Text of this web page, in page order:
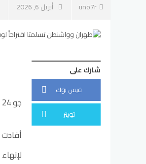
uno7r أبريل 6, 2026
شارك على
فيس بوك
تويتر
جو 24 :
أفادت